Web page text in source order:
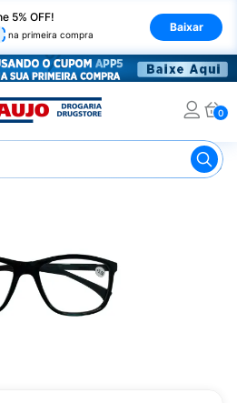
5% OFF!
na primeira compra
Baixar
0
Acessórios para Leitura